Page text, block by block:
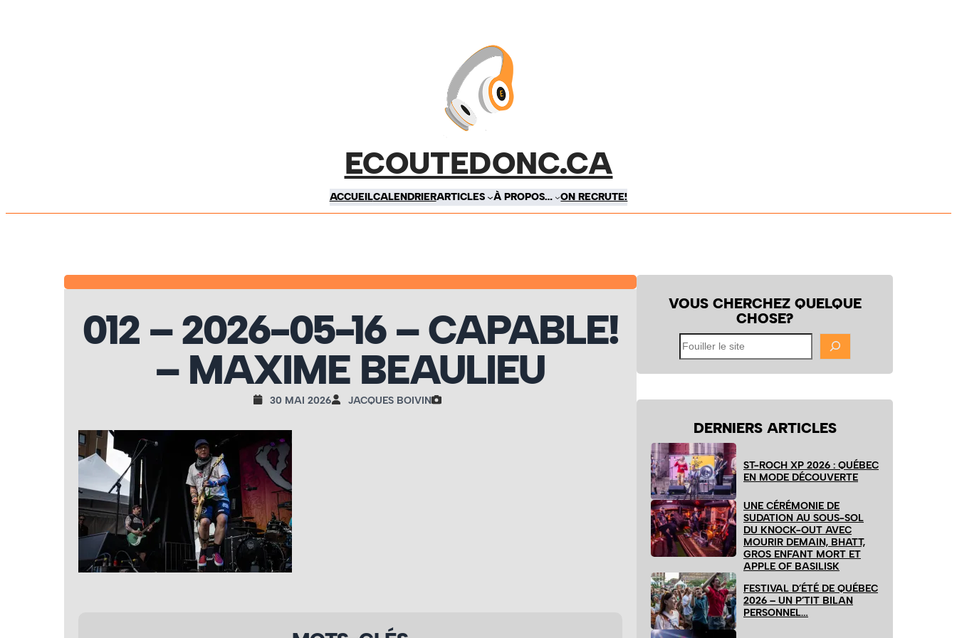
ECOUTEDONC.CA
ACCUEILCALENDRIERARTICLES À PROPOS… ON RECRUTE!
012 – 2026-05-16 – CAPABLE!
– MAXIME BEAULIEU
30 MAI 2026 JACQUES BOIVIN
VOUS CHERCHEZ QUELQUE
CHOSE?
Fouiller
le
site
DERNIERS ARTICLES
ST-ROCH XP 2026 : QUÉBEC
EN MODE DÉCOUVERTE
UNE CÉRÉMONIE DE
SUDATION AU SOUS-SOL
DU KNOCK-OUT AVEC
MOURIR DEMAIN, BHATT,
GROS ENFANT MORT ET
APPLE OF BASILISK
FESTIVAL D’ÉTÉ DE QUÉBEC
2026 – UN P’TIT BILAN
PERSONNEL…